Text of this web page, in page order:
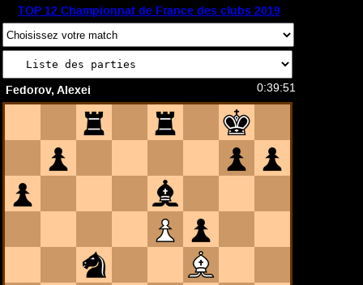
TOP 12 Championnat de France des clubs 2019
Fedorov, Alexei 0:39:51